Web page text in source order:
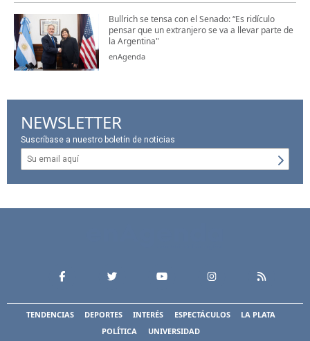
Bullrich se tensa con el Senado: “Es ridículo
pensar que un extranjero se va a llevar parte de
la Argentina"
enAgenda
NEWSLETTER
Suscríbase a nuestro boletín de noticias
TENDENCIAS DEPORTES INTERÉS ESPECTÁCULOS
LA PLATA
POLÍTICA
UNIVERSIDAD